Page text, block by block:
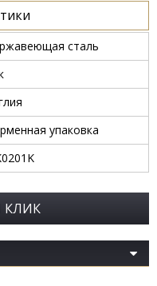
сталь
упаковка
КЛИК